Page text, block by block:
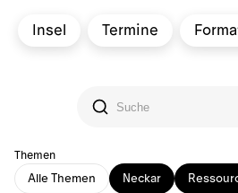
Insel Termine
Themen
Alle Themen Neckar